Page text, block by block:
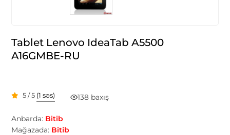
Tablet Lenovo IdeaTab A5500
A16GMBE-RU
5 / 5 (1 səs) 138 baxış
Anbarda: Bitib
Mağazada: Bitib